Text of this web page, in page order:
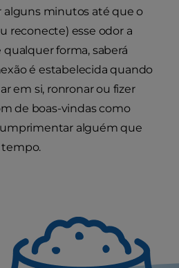
alguns minutos até que o
reconecte) esse odor a
forma, saberá
é estabelecida quando
em si, ronronar ou fizer
de boas-vindas como
alguém que